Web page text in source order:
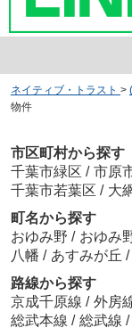
ネイティブ・トラスト >
物件
市区町村から探す
千葉市緑区 / 市原
千葉市若葉区 / 大
町名から探す
おゆみ野 / おゆみ
八幡 / あすみが丘 /
路線から探す
京成千原線 / 外房
総武本線 / 総武線 /